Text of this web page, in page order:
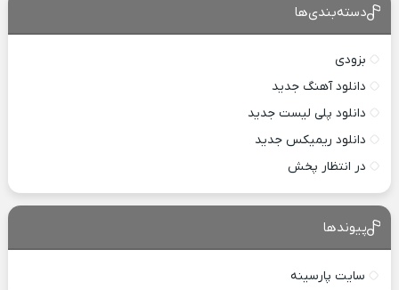
دسته‌بندی‌ها
بزودی
دانلود آهنگ جدید
دانلود پلی لیست جدید
دانلود ریمیکس جدید
در انتظار پخش
پیوندها
سایت پارسینه